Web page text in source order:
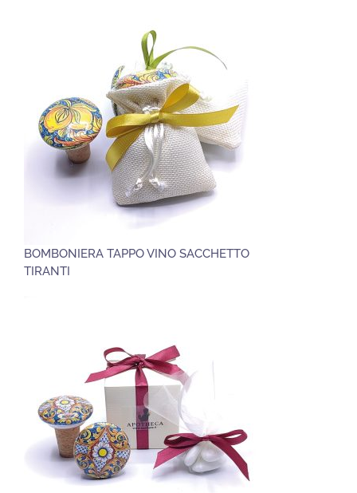
BOMBONIERA TAPPO VINO SACCHETTO
TIRANTI